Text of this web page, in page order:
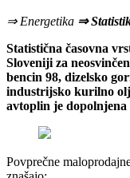
⇒ Energetika ⇒
Statistična časovna
Sloveniji za
bencin 98, dizelsko
industrijsko kurilno
avtoplin je dopolnjena
Povprečne